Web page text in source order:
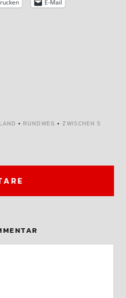
E-Mail
• RUNDWEG • ZWISCHEN 5